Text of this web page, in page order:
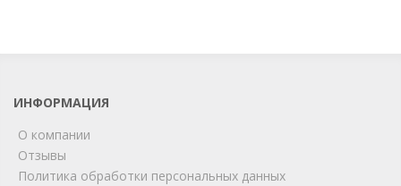
ИНФОРМАЦИЯ
О компании
Отзывы
Политика обработки персональных данных